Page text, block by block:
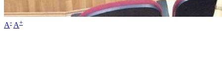
A- A+